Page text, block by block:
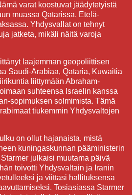
varat koostuvat jäädytetyistä
muassa Qatarissa, Etelä-
Yhdysvallat on tehnyt
jatketa, mikäli näitä varoja
laajemman geopoliittisen
Saudi-Arabiaa, Qataria, Kuwaitia
liittymään Abraham-
suhteensa Israelin kanssa
sopimuksen solmimista. Tämä
tiukemmin Yhdysvaltojen
on ollut hajanaista, mistä
kuningaskunnan pääministerin
julkaisi muutama päivä
toivotti Yhdysvaltain ja Iranin
ja viittasi hallituksensa
Tosiasiassa Starmer